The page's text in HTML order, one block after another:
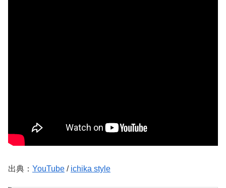
出典： YouTube / ichika style